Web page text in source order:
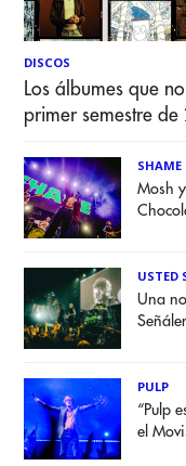
DISCOS
Los álbumes que
primer semestre de
SHAME
Mosh
USTED
Una
PULP
“Pulp
el